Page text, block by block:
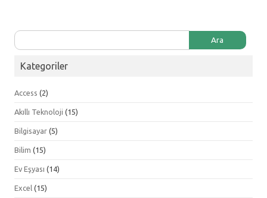
Arama:
Kategoriler
Access (2)
Akıllı Teknoloji (15)
Bilgisayar (5)
Bilim (15)
Ev Eşyası (14)
Excel (15)